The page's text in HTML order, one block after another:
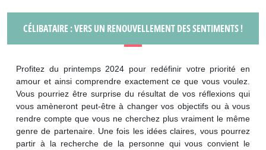
CÉLIBATAIRE : VERS UN RENOUVELLEMENT DES SENTIMENTS !
Profitez du printemps 2024 pour redéfinir votre priorité en
amour et ainsi comprendre exactement ce que vous voulez.
Vous pourriez être surprise du résultat de vos réflexions qui
vous amèneront peut-être à changer vos objectifs ou à vous
rendre compte que vous ne cherchez plus vraiment le même
genre de partenaire. Une fois les idées claires, vous pourrez
partir à la recherche de la personne qui vous convient le